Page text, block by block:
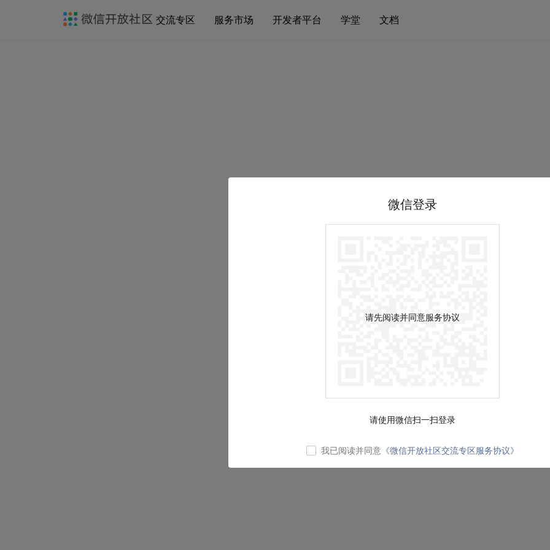
交流专区 服务市场 开发者平台 学堂 文档
微信登录
请先阅读并同意服务协议
请使用微信扫一扫登录
我已阅读并同意 《微信开放社区交流专区服务协议》